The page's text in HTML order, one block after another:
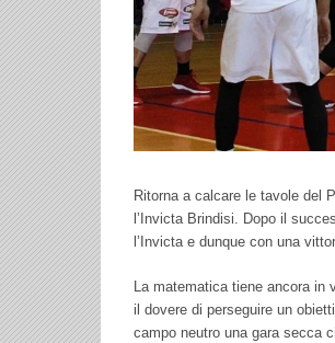
Ritorna a calcare le tavole del
l’Invicta Brindisi. Dopo il
l’Invicta e dunque con una
La matematica tiene ancora in
il dovere di perseguire un
campo neutro una gara secca